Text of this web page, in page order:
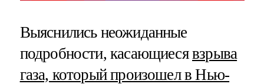
Выяснились неожиданные
подробности, касающиесявзрыва
газа, который произошел в Нью-